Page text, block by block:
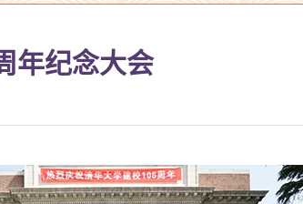
年纪念大会